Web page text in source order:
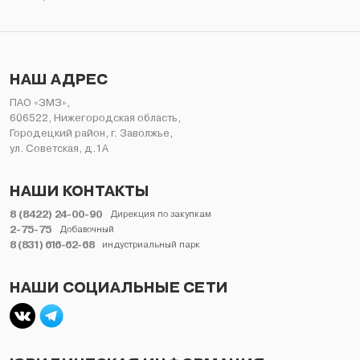
НАШ АДРЕС
ПАО «ЗМЗ»,
606522, Нижегородская область,
Городецкий район, г. Заволжье,
ул. Советская, д.1А
НАШИ КОНТАКТЫ
8 (8422) 24-00-90 Дирекция по закупкам
2-75-75 Добавочный
8 (831) 616-62-68 индустриальный парк
НАШИ СОЦИАЛЬНЫЕ СЕТИ